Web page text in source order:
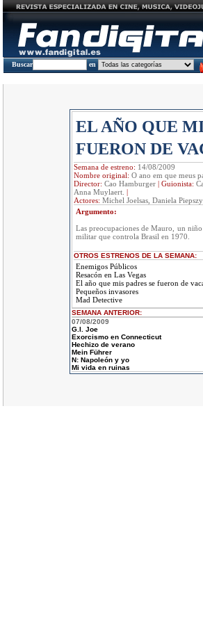
Buscar en
EL AÑO QUE
FUERON DE
Semana de estreno: 14/08/2009
Nombre original: O ano em que meus
Director: Cao Hamburger| Guionista:
Anna Muylaert. |
Actores: Michel Joelsas, Daniela
Argumento:
Las preocupaciones de Mauro, un
militar que controla Brasil en 1970.
OTROS ESTRENOS DE LA SEMANA:
Enemigos Públicos
Resacón en Las Vegas
El año que mis padres se fueron de
Pequeños invasores
Mad Detective
SEMANA ANTERIOR:
07/08/2009
G.I. Joe
Exorcismo en Connecticut
Hechizo de verano
Mein Führer
N: Napoleón y yo
Mi vida en ruinas